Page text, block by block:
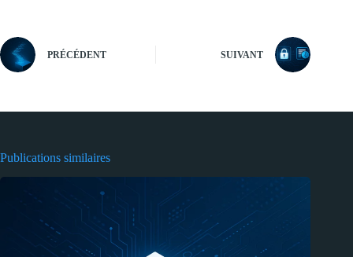
PRÉCÉDENT SUIVANT
Publications similaires